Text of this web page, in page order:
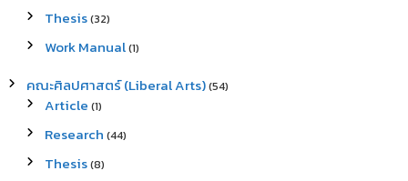
Thesis(32)
Work Manual(1)
คณะศิลปศาสตร์ (Liberal Arts)(54)
Article (1)
Research (44)
Thesis(8)